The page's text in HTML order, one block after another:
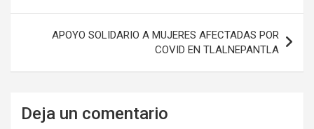
entradas
APOYO SOLIDARIO A MUJERES AFECTADAS POR
COVID EN TLALNEPANTLA
Deja un comentario